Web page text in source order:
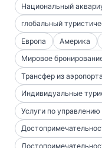
Национальный
глобальный
Европа
Америка
Мировое
Трансфер из
Индивидуальные
Услуги по